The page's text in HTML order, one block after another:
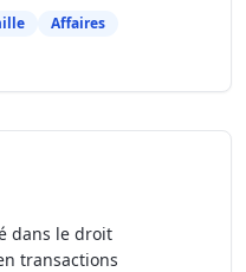
Affaires
dans le droit
transactions